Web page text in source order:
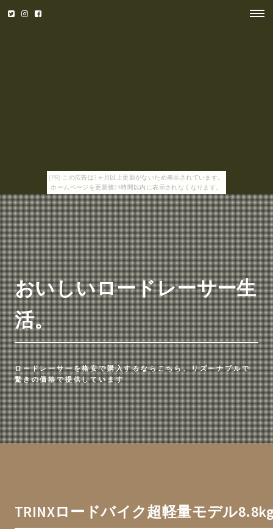
[PR] この広告は3ヶ月以上更新がないため表示されています。
ホームページを更新後24時間以内に表示されなくなります。
おいしいロードレーサー生
活。
ロードレーサーを格安で購入するならこちら、リズーナブルで
驚きの価格で提供しています
TRINXロードバイク超軽量モデル